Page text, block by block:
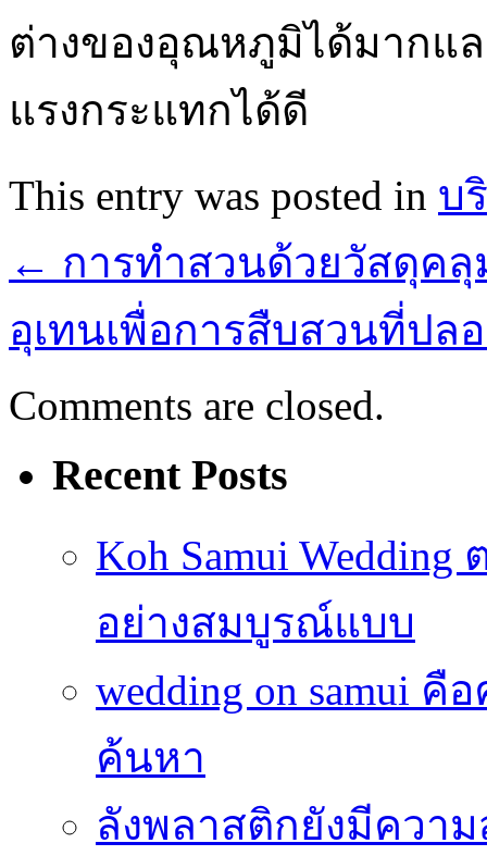
ต่างของอุณหภูมิได้มากแ
แรงกระแทกได้ดี
This entry was posted in บ
← การทำสวนด้วยวัสดุค
อุเทนเพื่อการสืบสวนที่ป
Comments are closed.
Recent Posts
Koh Samui
อย่างสมบูรณ์แบบ
wedding on samui
ค้นหา
ลังพลาสติกยังมีควา